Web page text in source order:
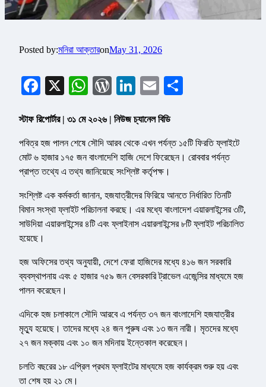
Posted by:মনিরা আক্তারonMay 31, 2026
Facebook
X WhatsApp
WordPress
LinkedIn
Email
স্টাফ রিপোর্টার | ৩১ মে ২০২৬ | নিউজ চ্যানেল বিডি
পবিত্র হজ পালন শেষে সৌদি আরব থেকে এখন পর্যন্ত ১৫টি ফিরতি ফ্লাইটে
মোট ৬ হাজার ১৭৫ জন বাংলাদেশি হাজি দেশে ফিরেছেন। রোববার পর্যন্ত
প্রাপ্ত তথ্যে এ তথ্য জানিয়েছে সংশ্লিষ্ট কর্তৃপক্ষ।
সংশ্লিষ্ট এক কর্মকর্তা জানান, হজযাত্রীদের ফিরিয়ে আনতে নির্ধারিত তিনটি
বিমান সংস্থা ফ্লাইট পরিচালনা করছে। এর মধ্যে বাংলাদেশ এয়ারলাইন্সের ৩টি,
সাউদিয়া এয়ারলাইন্সের ৪টি এবং ফ্লাইনাস এয়ারলাইন্সের ৮টি ফ্লাইট পরিচালিত
হয়েছে।
হজ অফিসের তথ্য অনুযায়ী, দেশে ফেরা হাজিদের মধ্যে ৪১৬ জন সরকারি
ব্যবস্থাপনায় এবং ৫ হাজার ৭৫৯ জন বেসরকারি ট্রাভেল এজেন্সির মাধ্যমে হজ
পালন করেছেন।
এদিকে হজ চলাকালে সৌদি আরবে এ পর্যন্ত ৩৭ জন বাংলাদেশি হজযাত্রীর
মৃত্যু হয়েছে। তাদের মধ্যে ২৪ জন পুরুষ এবং ১৩ জন নারী। মৃতদের মধ্যে
২৭ জন মক্কায় এবং ১০ জন মদিনায় ইন্তেকাল করেছেন।
চলতি বছরের ১৮ এপ্রিল প্রথম ফ্লাইটের মাধ্যমে হজ কার্যক্রম শুরু হয় এবং
তা শেষ হয় ২১ মে।